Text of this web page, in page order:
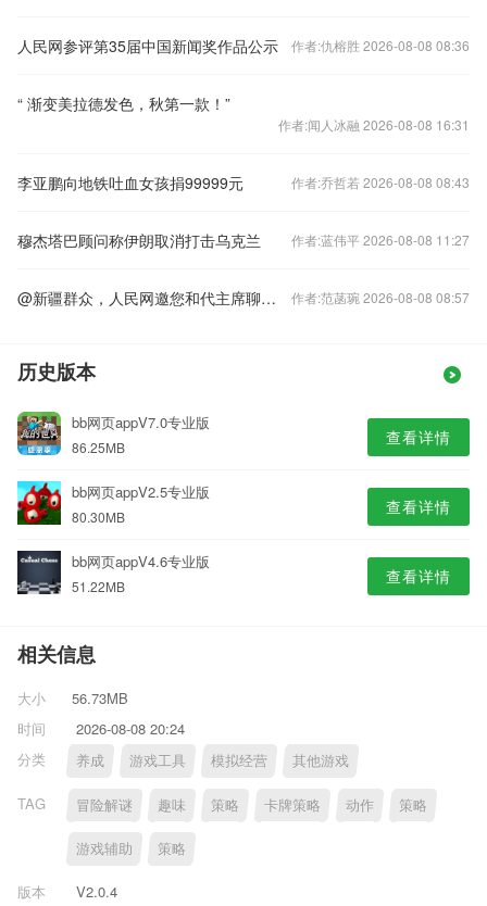
人民网参评第35届中国新闻奖作品公示 作者:仇榕胜 2026-08-08 08:36
“ 渐变美拉德发色，秋第一款！”
作者:闻人冰融 2026-08-08 16:31
李亚鹏向地铁吐血女孩捐99999元 作者:乔哲若 2026-08-08 08:43
穆杰塔巴顾问称伊朗取消打击乌克兰 作者:蓝伟平 2026-08-08 11:27
@新疆群众，人民网邀您和代主席聊聊家乡未来咋发展 作者:范菡琬 2026-08-08 08:57
历史版本
bb网页appV7.0专业版
86.25MB 查看详情
bb网页appV2.5专业版
80.30MB 查看详情
bb网页appV4.6专业版
51.22MB 查看详情
相关信息
大小
56.73MB
时间
2026-08-08 20:24
分类
养成 游戏工具 模拟经营 其他游戏
TAG 冒险解谜 趣味 策略 卡牌策略 动作 策略
游戏辅助 策略
版本
V2.0.4